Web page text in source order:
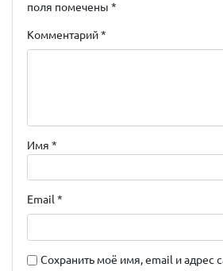
поля помечены *
Комментарий*
Имя *
Email*
Сохранить моё имя, email и адрес